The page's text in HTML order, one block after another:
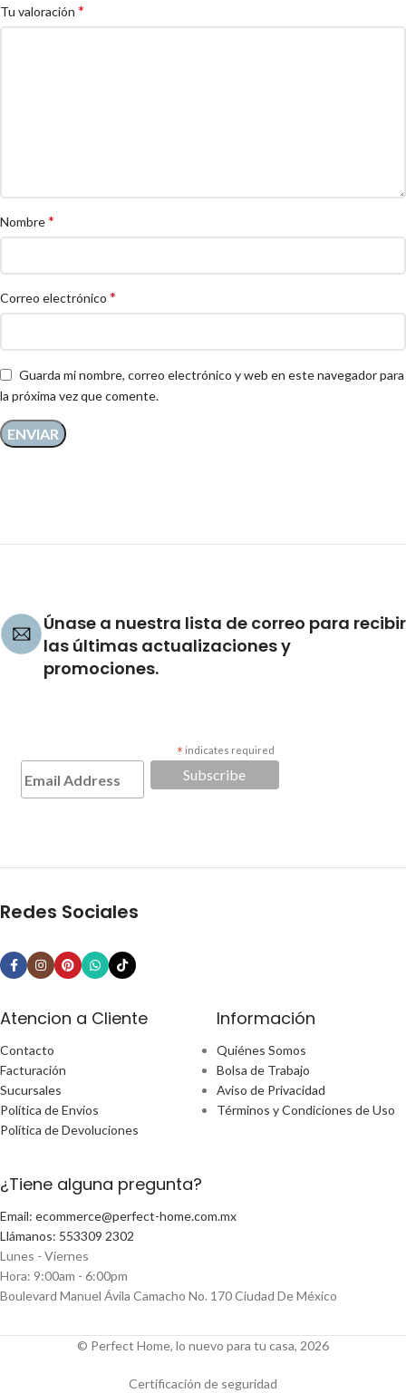
Tu valoración *
Nombre*
Correo electrónico *
Guarda mi nombre, correo electrónico y web en este navegador para
la próxima vez que comente.
Únase a nuestra lista de correo para recibir
las últimas actualizaciones y
promociones.
* indicates required
Redes Sociales
Atencion a Cliente
Contacto
Facturación
Sucursales
Política de Envíos
Política de Devoluciones
Información
Quiénes Somos
Bolsa de Trabajo
Aviso de Privacidad
Términos y Condiciones de Uso
¿Tiene alguna pregunta?
Email: ecommerce@perfect-home.com.mx
Llámanos: 553309 2302
Lunes - Viernes
Hora: 9:00am - 6:00pm
Boulevard Manuel Ávila Camacho No. 170 Ciudad De México
© Perfect Home, lo nuevo para tu casa, 2026
Certificación de seguridad